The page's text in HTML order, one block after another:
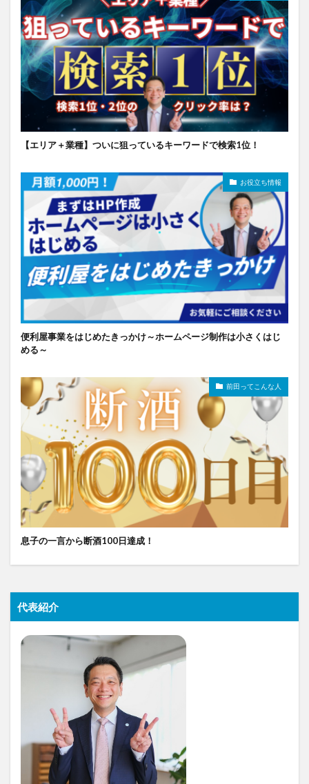
【エリア＋業種】ついに狙っているキーワードで検索1位！
お役立ち情報
便利屋事業をはじめたきっかけ～ホームページ制作は小さくはじ
める～
前田ってこんな人
息子の一言から断酒100日達成！
代表紹介